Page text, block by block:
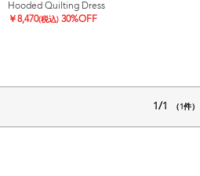
Hooded Quilting Dress
￥8,470(税込) 30%OFF
1/1 （1件）